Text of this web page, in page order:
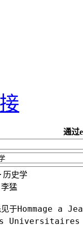
通过